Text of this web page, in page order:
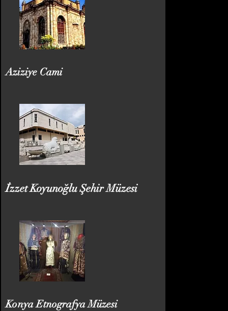
Aziziye Cami
İzzet Koyunoğlu Şehir Müzesi
Konya Etnografya Müzesi